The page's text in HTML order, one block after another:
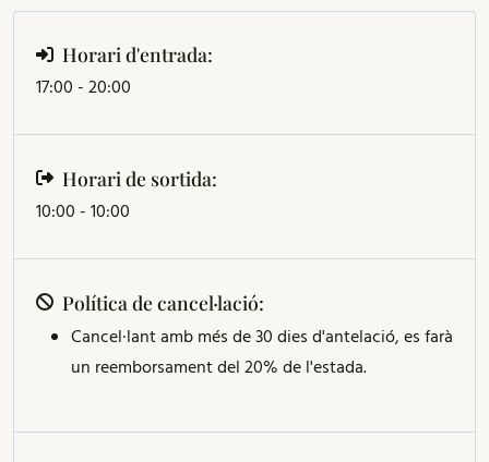
Horari d'entrada:
17:00 - 20:00
Horari de sortida:
10:00 - 10:00
Política de cancel·lació:
Cancel·lant amb més de 30 dies d'antelació, es farà
un reemborsament del 20% de l'estada.